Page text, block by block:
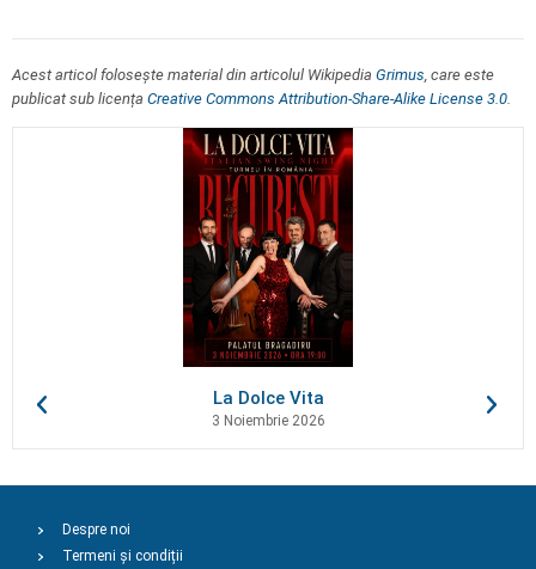
Acest articol folosește material din articolul Wikipedia Grimus, care este
publicat sub licența Creative Commons Attribution-Share-Alike License 3.0.
La Dolce Vita
3 Noiembrie 2026
Despre noi
Termeni și condiții